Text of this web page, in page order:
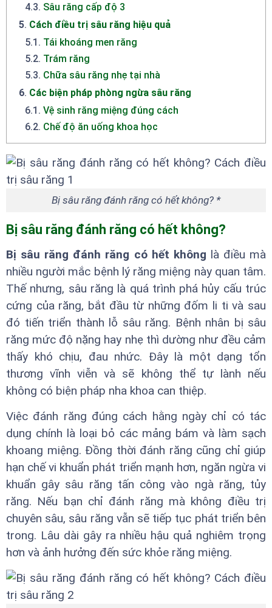
4.3. Sâu răng cấp độ 3
5. Cách điều trị sâu răng hiệu quả
5.1 . Tái khoáng men răng
5.2. Trám răng
5.3. Chữa sâu răng nhẹ tại nhà
6. Các biện pháp phòng ngừa sâu răng
6.1 . Vệ sinh răng miệng đúng cách
6.2. Chế độ ăn uống khoa học
Bị sâu răng đánh răng có hết không? *
Bị sâu răng đánh răng có hết không?
Bị sâu răng đánh răng có hết không là điều mà
nhiều người mắc bệnh lý răng miệng này quan tâm.
Thế nhưng, sâu răng là quá trình phá hủy cấu trúc
cứng của răng, bắt đầu từ những đốm li ti và sau
đó tiến triển thành lỗ sâu răng. Bệnh nhân bị sâu
răng mức độ nặng hay nhẹ thì dường như đều cảm
thấy khó chịu, đau nhức. Đây là một dạng tổn
thương vĩnh viễn và sẽ không thể tự lành nếu
không có biện pháp nha khoa can thiệp.
Việc đánh răng đúng cách hằng ngày chỉ có tác
dụng chính là loại bỏ các mảng bám và làm sạch
khoang miệng. Đồng thời đánh răng cũng chỉ giúp
hạn chế vi khuẩn phát triển mạnh hơn, ngăn ngừa vi
khuẩn gây sâu răng tấn công vào ngà răng, tủy
răng. Nếu bạn chỉ đánh răng mà không điều trị
chuyên sâu, sâu răng vẫn sẽ tiếp tục phát triển bên
trong. Lâu dài gây ra nhiều hậu quả nghiêm trọng
hơn và ảnh hưởng đến sức khỏe răng miệng.